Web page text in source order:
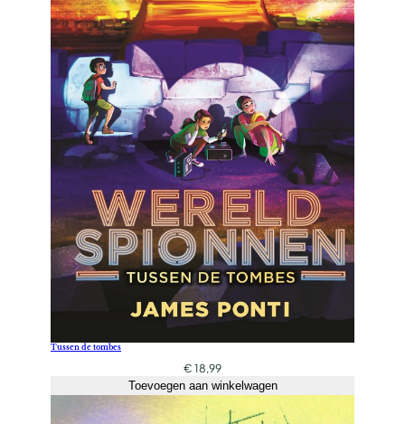
Tussen de tombes
€18,99
Toevoegen aan winkelwagen